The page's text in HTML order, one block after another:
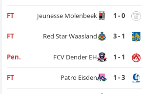
FT Jeunesse Molenbeek 1 - 0
FT Red Star Waasland 3 - 1
Pen. FCV Dender EH 1 - 1
FT Patro Eisden 1 - 3